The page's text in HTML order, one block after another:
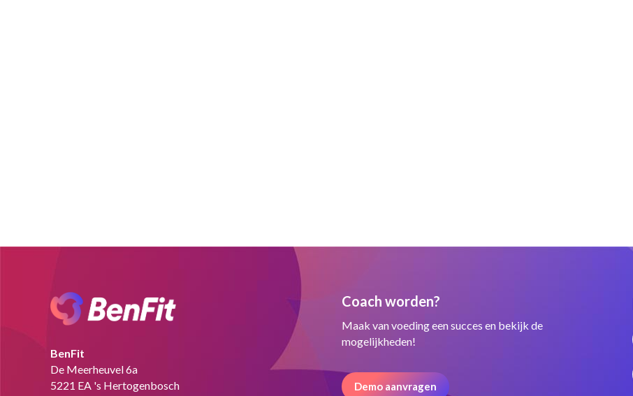
BenFit
De Meerheuvel 6a
5221 EA 's Hertogenbosch
Coach worden?
Maak van voeding een succes en bekijk de
mogelijkheden!
Demo aanvragen